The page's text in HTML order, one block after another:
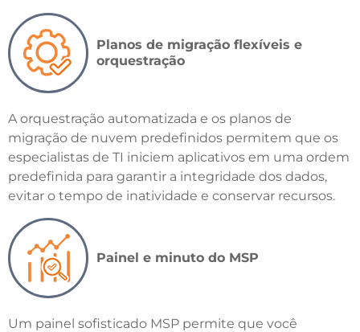
Planos de migração flexíveis e
orquestração
A orquestração automatizada e os planos de
migração de nuvem predefinidos permitem que os
especialistas de TI iniciem aplicativos em uma ordem
predefinida para garantir a integridade dos dados,
evitar o tempo de inatividade e conservar recursos.
Painel e minuto do MSP
Um painel sofisticado MSP permite que você